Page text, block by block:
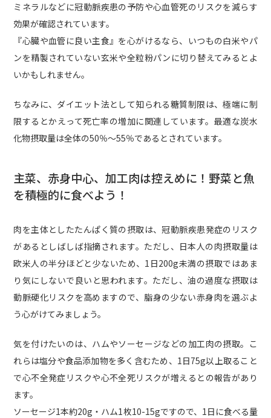
ミネラルなどに冠動脈疾患の予防や心血管死のリスクを減らす
効果が確認されています。
『心臓や血管に良い主食』を心がけるなら、いつもの白米やパ
ンを精製されていない玄米や全粒粉パンに切り替えてみるとよ
いかもしれません。
ちなみに、ダイエット法として知られる糖質制限は、極端に制
限するとかえって死亡率の増加に関連しています。最適な炭水
化物摂取量は全体の50％～55％であるとされています。
主菜、赤身中心、加工肉は控えめに！野菜と魚
を積極的に食べよう！
肉を主体としたたんぱく質の摂取は、冠動脈疾患発症のリスク
があるとしばしば指摘されます。ただし、日本人の肉摂取量は
欧米人の半分ほどと少ないため、1日200g未満の摂取ではあま
り気にしないで良いと思われます。ただし、油の過度な摂取は
動脈硬化リスクを高めますので、脂身の少ない赤身肉を選ぶよ
う心がけてみましょう。
気を付けたいのは、ハムやソーセージなどの加工肉の摂取。こ
れらは塩分や食品添加物を多く含むため、1日75g以上取ること
で心不全発症リスクや心不全死リスクが増えるとの報告があり
ます。
ソーセージ1本約20g・ハム1枚10-15gですので、1日に食べる量